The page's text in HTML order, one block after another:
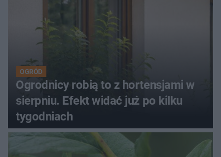
OGRÓD
Ogrodnicy robią to z hortensjami w
sierpniu. Efekt widać już po kilku
tygodniach